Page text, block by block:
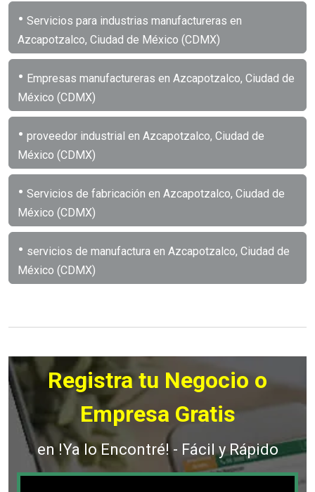
• Servicios para industrias manufactureras en
Azcapotzalco, Ciudad de México (CDMX)
• Empresas manufactureras en Azcapotzalco, Ciudad de
México (CDMX)
• proveedor industrial en Azcapotzalco, Ciudad de
México (CDMX)
• Servicios de fabricación en Azcapotzalco, Ciudad de
México (CDMX)
• servicios de manufactura en Azcapotzalco, Ciudad de
México (CDMX)
Registra tu Negocio o
Empresa Gratis
en !Ya lo Encontré! - Fácil y Rápido